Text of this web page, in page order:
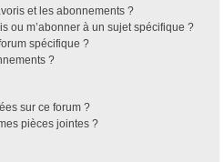
et les abonnements ?
ou m’abonner à un sujet spécifique ?
spécifique ?
?
sur ce forum ?
pièces jointes ?